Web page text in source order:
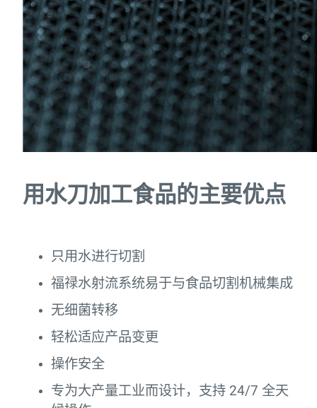
用水刀加工食品的主要优点
只用水进行切割
福禄水射流系统易于与食品切割机械集成
无细菌转移
轻松适应产品变更
操作安全
专为大产量工业而设计，支持 24/7 全天